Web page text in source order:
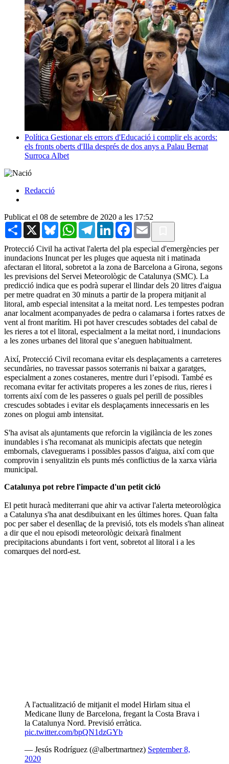
Política Gestionar els errors d'Educació i complir els acords:
els fronts oberts d'Illa després de dos anys a Palau Bernat
Surroca Albet
Redacció
Publicat el 08 de setembre de 2020 a les 17:52
Share X BlueskyWhatsAppTelegramLinkedInFacebook
Email
Protecció Civil ha activat l'alerta del pla especial d'emergències per
inundacions Inuncat per les pluges que aquesta nit i matinada
afectaran el litoral, sobretot a la zona de Barcelona a Girona, segons
les previsions del Servei Meteorològic de Catalunya (SMC). La
predicció indica que es podrà superar el llindar dels 20 litres d'aigua
per metre quadrat en 30 minuts a partir de la propera mitjanit al
litoral, amb especial intensitat a la meitat nord. Les tempestes podran
anar localment acompanyades de pedra o calamarsa i fortes ratxes de
vent al front marítim. Hi pot haver crescudes sobtades del cabal de
les rieres a tot el litoral, especialment a la meitat nord, i inundacions
a les zones urbanes del litoral que s’aneguen habitualment.
Així, Protecció Civil recomana evitar els desplaçaments a carreteres
secundàries, no travessar passos soterranis ni baixar a garatges,
especialment a zones costaneres, mentre duri l’episodi. També es
recomana evitar fer activitats properes a les zones de rius, rieres i
torrents així com de les passeres o guals pel perill de possibles
crescudes sobtades i evitar els desplaçaments innecessaris en les
zones on plogui amb intensitat.
S'ha avisat als ajuntaments que reforcin la vigilància de les zones
inundables i s'ha recomanat als municipis afectats que netegin
embornals, claveguerams i possibles passos d'aigua, així com que
comprovin i senyalitzin els punts més conflictius de la xarxa viària
municipal.
Catalunya pot rebre l'impacte d'un petit cicló
El petit huracà mediterrani que ahir va activar l'alerta meteorològica
a Catalunya s'ha anat desdibuixant en les últimes hores. Quan falta
poc per saber el desenllaç de la previsió, tots els models s'han alineat
a dir que el nou episodi meteorològic deixarà finalment
precipitacions abundants i fort vent, sobretot al litoral i a les
comarques del nord-est.
A l'actualització de mitjanit el model Hirlam situa el
Medicane lluny de Barcelona, fregant la Costa Brava i
la Catalunya Nord. Previsió erràtica.
pic.twitter.com/bpQN1dzGYb
— Jesús Rodríguez (@albertmartnez) September 8,
2020